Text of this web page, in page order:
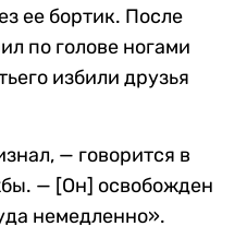
ее бортик. После
по голове ногами
избили друзья
— говорится в
— [Он] освобожден
немедленно».